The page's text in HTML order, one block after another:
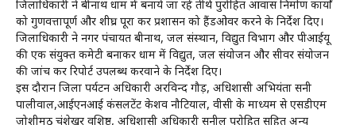
जिलाधिकारी ने बद्रीनाथ धाम में बनाये जा रहें तीर्थ पुरोहित आवास निर्माण कार्यों
को गुणवत्तापूर्ण और शीघ्र पूरा कर प्रशासन को हैंडओवर करने के निर्देश दिए।
जिलाधिकारी ने नगर पंचायत बद्रीनाथ, जल संस्थान, विद्युत विभाग और पीआईयू
की एक संयुक्त कमेटी बनाकर धाम में विद्युत, जल संयोजन और सीवर संयोजन
की जांच कर रिपोर्ट उपलब्ध करवाने के निर्देश दिए।
इस दौरान जिला पर्यटन अधिकारी अरविन्द गौड़, अधिशासी अभियंता सनी
पालीवाल,आईएनआई कंसलटेंट केशव नौटियाल, वीसी के माध्यम से एसडीएम